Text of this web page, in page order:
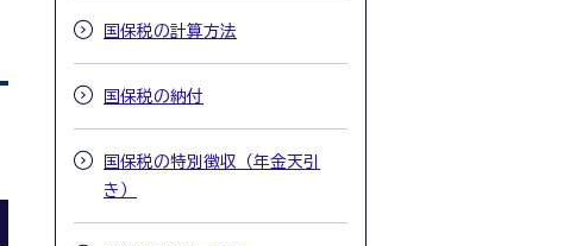
国保税の計算方法
国保税の納付
国保税の特別徴収（年金天引
き）